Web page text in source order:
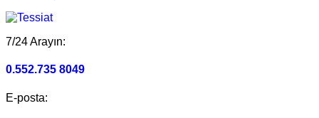
7/24 Arayın:
0.552.735 8049
E-posta: